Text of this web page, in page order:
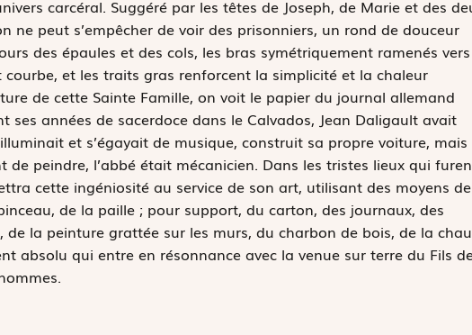
carcéral. Suggéré par les têtes de Joseph, de Marie et des
ne peut s’empêcher de voir des prisonniers, un rond de douceur
des épaules et des cols, les bras symétriquement ramenés
et les traits gras renforcent la simplicité et la chaleur
de cette Sainte Famille, on voit le papier du journal allemand
ses années de sacerdoce dans le Calvados, Jean Daligault avait
et s’égayait de musique, construit sa propre voiture, mais
peindre, l’abbé était mécanicien. Dans les tristes lieux qui
cette ingéniosité au service de son art, utilisant des moyens de
de la paille ; pour support, du carton, des journaux, des
de la peinture grattée sur les murs, du charbon de bois, de la
absolu qui entre en résonnance avec la venue sur terre du Fils